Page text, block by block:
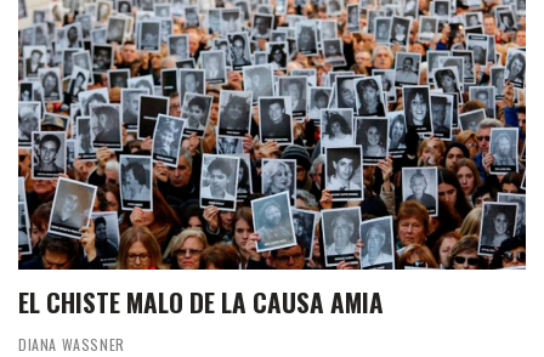
EL CHISTE MALO DE LA CAUSA AMIA
DIANA WASSNER